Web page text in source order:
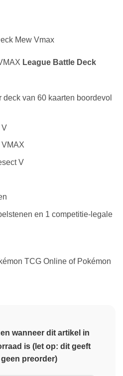
Mew Vmax
League Battle Deck
van 60 kaarten boordevol
V
V
en 1 competitie-legale
TCG Online of Pokémon
wanneer dit artikel in
is (let op: dit geeft
preorder)